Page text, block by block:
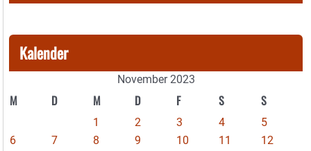
Kalender
November 2023
M D M D F S S
1 2 3 4
5
6
7 8 9 10 11
12